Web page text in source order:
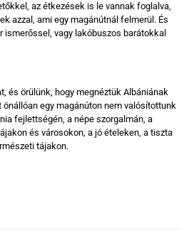
az étkezések is le vannak foglalva,
azzal, ami egy magánútnál felmerül. És
ismerőssel, vagy lakóbuszos barátokkal
és örülünk, hogy megnéztük Albániának
önállóan egy magánúton nem valósítottunk
fejlettségén, a népe szorgalmán, a
és városokon, a jó ételeken, a tiszta
tájakon.